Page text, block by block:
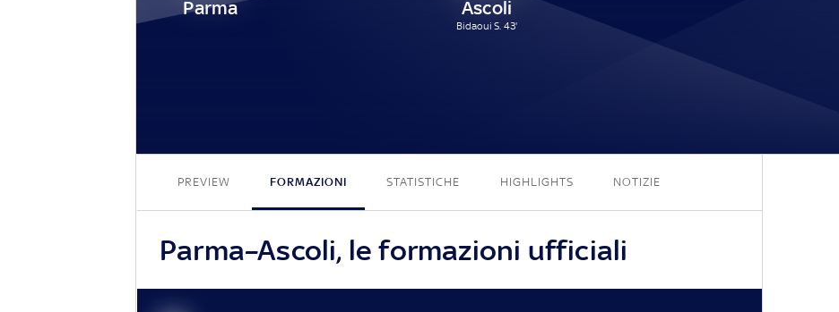
Parma Ascoli
Bidaoui S. 43'
PREVIEW FORMAZIONI STATISTICHE HIGHLIGHTS NOTIZIE
Parma–Ascoli, le formazioni ufficiali